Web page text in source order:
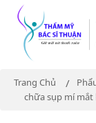
Trang Chủ
chữa sụp mí mắt